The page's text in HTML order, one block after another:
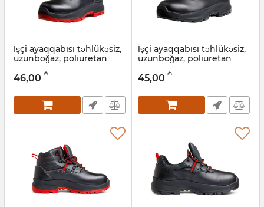
İşçi ayaqqabısı təhlükəsiz,
uzunboğaz, poliuretan
Artikul: 034001010
46,00 ₼
İşçi ayaqqabısı təhlükəsiz,
uzunboğaz, poliuretan
Artikul: 034001008
45,00 ₼